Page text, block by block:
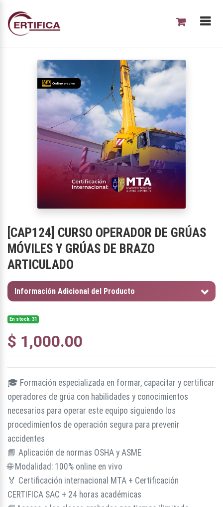
CAP124 CURSO OPERADOR DE GRÚAS
MÓVILES Y GRÚAS DE BRAZO
ARTICULADO
Información Adicional del Producto
En stock: 31
$ 1,000.00
🎓 Formación especializada en formar, capacitar y certificar
operadores de grúa con habilidades y conocimientos
necesarios para operar este equipo siguiendo los
procedimientos de operación segura para prevenir
accidentes
📘 Aplicación de normas OSHA y ASME
🌐 Modalidad: 100% online en vivo
🏅 Certificación internacional MTA + Certificación
CERTIFICA SAC + 24 horas académicas